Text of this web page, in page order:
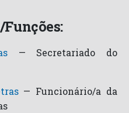
— Secretariado do
— Funcionário/a da